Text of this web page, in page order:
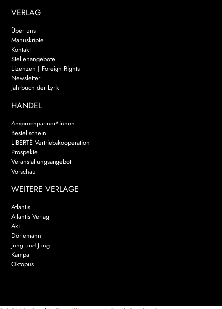
VERLAG
Über uns
Manuskripte
Kontakt
Stellenangebote
Lizenzen | Foreign Rights
Newsletter
Jahrbuch der Lyrik
HANDEL
Ansprechpartner*innen
Bestellschein
LIBERTÉ Vertriebskooperation
Prospekte
Veranstaltungsangebot
Vorschau
WEITERE VERLAGE
Atlantis
Atlantis Verlag
Aki
Dörlemann
Jung und Jung
Kampa
Oktopus